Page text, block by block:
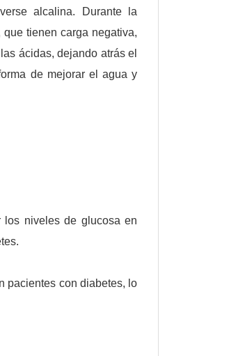
alcalina. Durante la
tienen carga negativa,
ácidas, dejando atrás el
de mejorar el agua y
los niveles de glucosa en
pacientes con diabetes, lo